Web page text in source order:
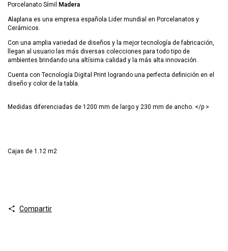
Porcelanato Símil Madera
Alaplana es una empresa española Lider mundial en Porcelanatos y
Cerámicos.
Con una amplia variedad de diseños y la mejor tecnología de fabricación,
llegan al usuario las más diversas colecciones para todo tipo de
ambientes brindando una altísima calidad y la más alta innovación.
Cuenta con Tecnología Digital Print logrando una perfecta definición en el
diseño y color de la tabla.
Medidas diferenciadas de 1200 mm de largo y 230 mm de ancho. </p >
Cajas de 1.12 m2
Compartir